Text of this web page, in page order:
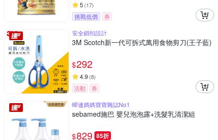
5 (17)
挑戰低價
券
安全鎖扣設計
3M Scotch新一代可拆式萬用食物剪刀(王子藍)
$292
4.9 (8)
活動
券
蟬連媽媽寶寶雜誌No1
sebamed施巴 嬰兒泡泡露+洗髮乳清潔組
$829 85折